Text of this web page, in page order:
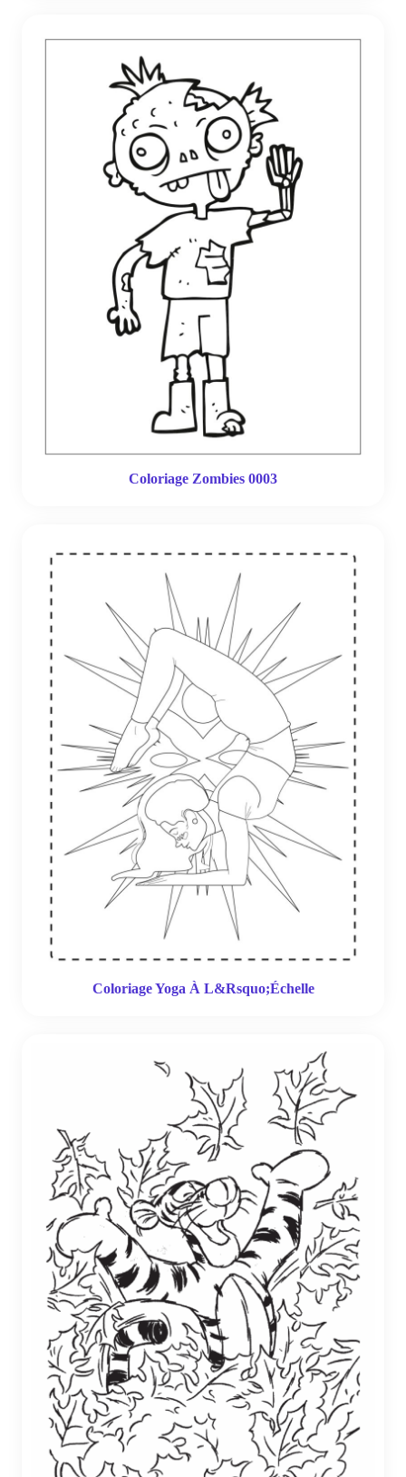
Coloriage Zombies 0003
Coloriage Yoga À L&Rsquo;Échelle